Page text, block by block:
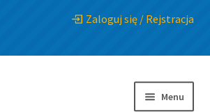
Zaloguj się / Rejstracja
Menu